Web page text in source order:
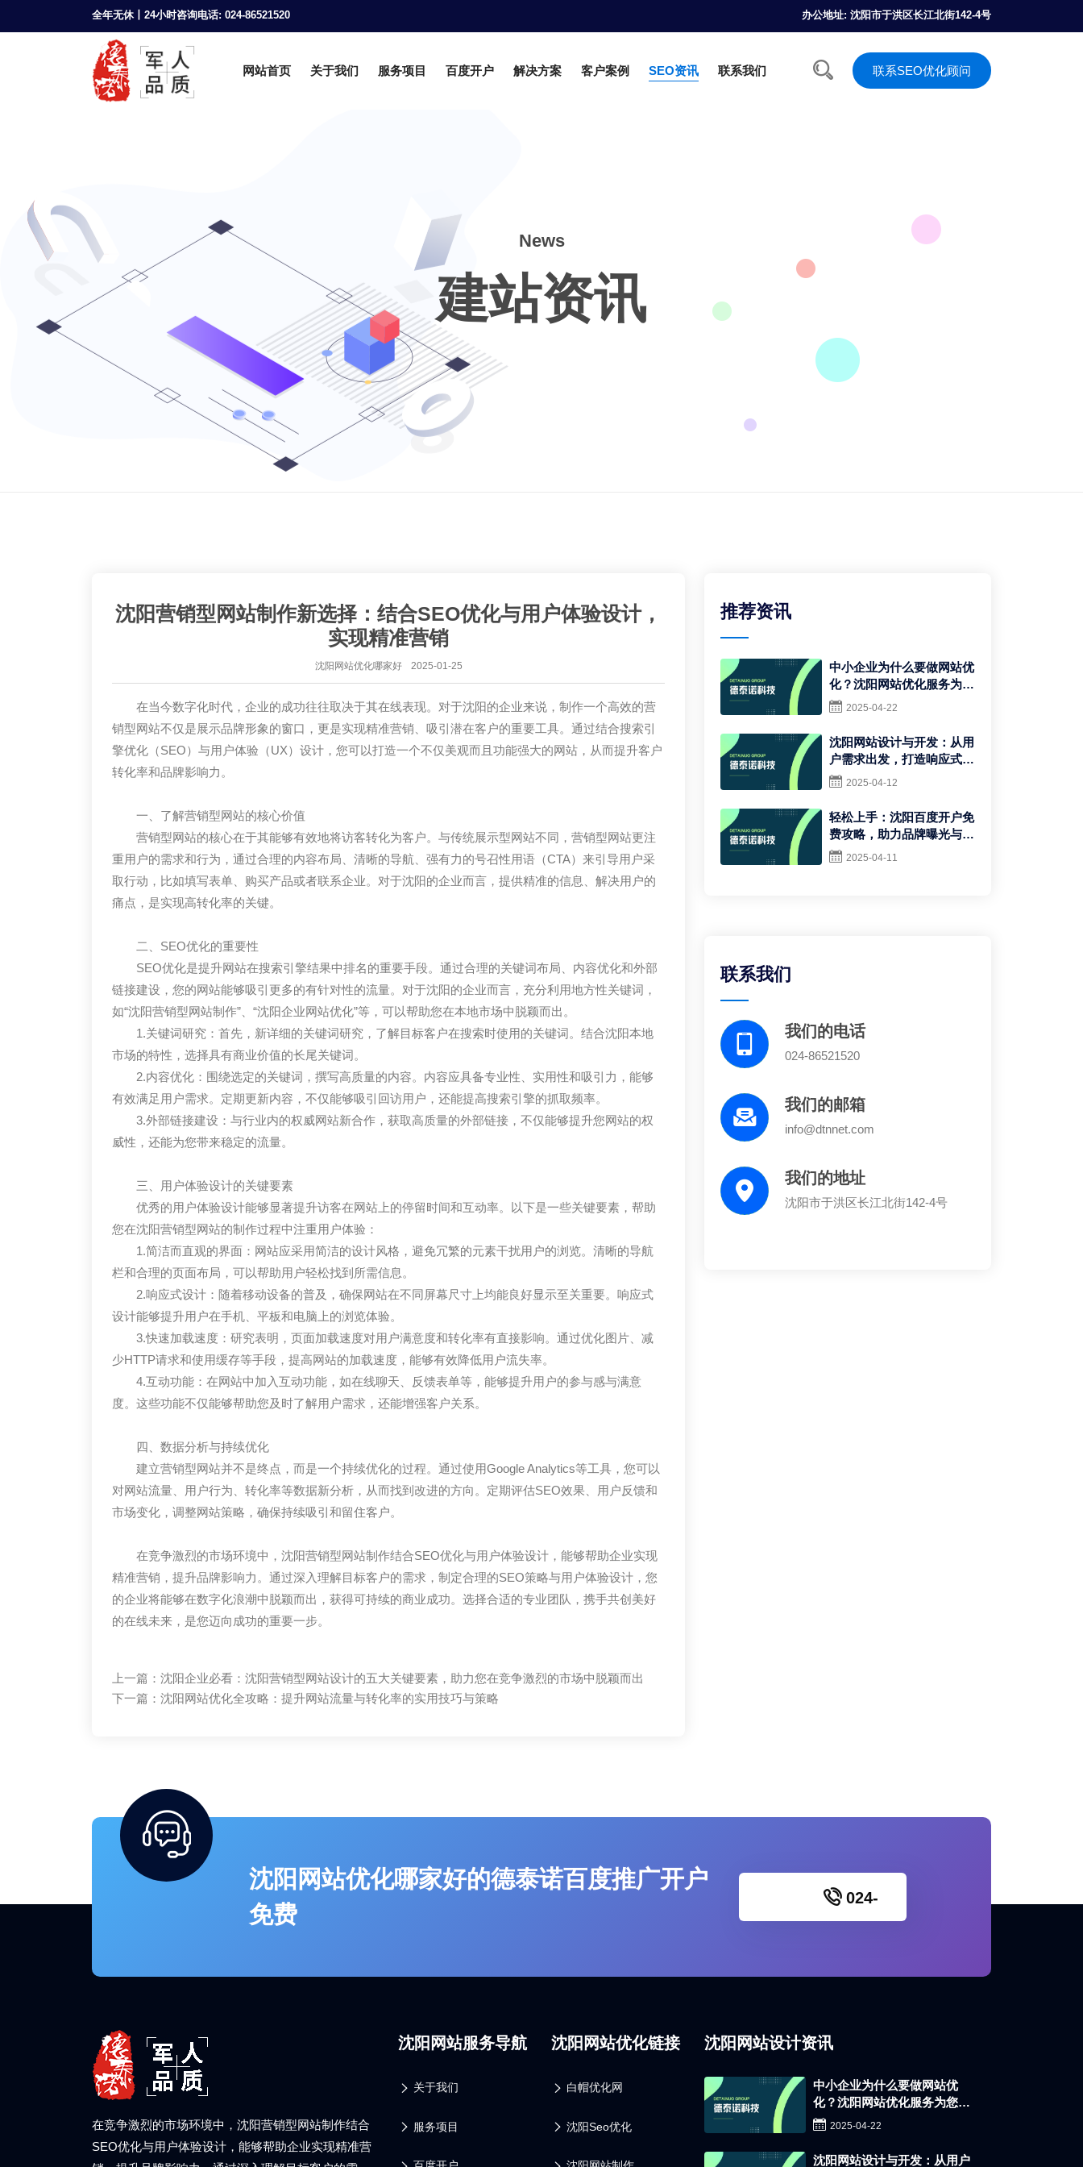
全年无休丨24小时咨询电话: 024-86521520 办公地址: 沈阳市于洪区长江北街142-4号
网站首页 关于我们 服务项目 百度开户 解决方案 客户案例 SEO资讯 联系我们 联系SEO优化顾问
News
建站资讯
沈阳营销型网站制作新选择：结合SEO优化与用户体验设计，
实现精准营销
沈阳网站优化哪家好 2025-01-25
在当今数字化时代，企业的成功往往取决于其在线表现。对于沈阳的企业来说，制作一个高效的营
销型网站不仅是展示品牌形象的窗口，更是实现精准营销、吸引潜在客户的重要工具。通过结合搜索引
擎优化（SEO）与用户体验（UX）设计，您可以打造一个不仅美观而且功能强大的网站，从而提升客户
转化率和品牌影响力。
一、了解营销型网站的核心价值
营销型网站的核心在于其能够有效地将访客转化为客户。与传统展示型网站不同，营销型网站更注
重用户的需求和行为，通过合理的内容布局、清晰的导航、强有力的号召性用语（CTA）来引导用户采
取行动，比如填写表单、购买产品或者联系企业。对于沈阳的企业而言，提供精准的信息、解决用户的
痛点，是实现高转化率的关键。
二、SEO优化的重要性
SEO优化是提升网站在搜索引擎结果中排名的重要手段。通过合理的关键词布局、内容优化和外部
链接建设，您的网站能够吸引更多的有针对性的流量。对于沈阳的企业而言，充分利用地方性关键词，
如“沈阳营销型网站制作”、“沈阳企业网站优化”等，可以帮助您在本地市场中脱颖而出。
1.关键词研究：首先，新详细的关键词研究，了解目标客户在搜索时使用的关键词。结合沈阳本地
市场的特性，选择具有商业价值的长尾关键词。
2.内容优化：围绕选定的关键词，撰写高质量的内容。内容应具备专业性、实用性和吸引力，能够
有效满足用户需求。定期更新内容，不仅能够吸引回访用户，还能提高搜索引擎的抓取频率。
3.外部链接建设：与行业内的权威网站新合作，获取高质量的外部链接，不仅能够提升您网站的权
威性，还能为您带来稳定的流量。
三、用户体验设计的关键要素
优秀的用户体验设计能够显著提升访客在网站上的停留时间和互动率。以下是一些关键要素，帮助
您在沈阳营销型网站的制作过程中注重用户体验：
1.简洁而直观的界面：网站应采用简洁的设计风格，避免冗繁的元素干扰用户的浏览。清晰的导航
栏和合理的页面布局，可以帮助用户轻松找到所需信息。
2.响应式设计：随着移动设备的普及，确保网站在不同屏幕尺寸上均能良好显示至关重要。响应式
设计能够提升用户在手机、平板和电脑上的浏览体验。
3.快速加载速度：研究表明，页面加载速度对用户满意度和转化率有直接影响。通过优化图片、减
少HTTP请求和使用缓存等手段，提高网站的加载速度，能够有效降低用户流失率。
4.互动功能：在网站中加入互动功能，如在线聊天、反馈表单等，能够提升用户的参与感与满意
度。这些功能不仅能够帮助您及时了解用户需求，还能增强客户关系。
四、数据分析与持续优化
建立营销型网站并不是终点，而是一个持续优化的过程。通过使用Google Analytics等工具，您可以
对网站流量、用户行为、转化率等数据新分析，从而找到改进的方向。定期评估SEO效果、用户反馈和
市场变化，调整网站策略，确保持续吸引和留住客户。
在竞争激烈的市场环境中，沈阳营销型网站制作结合SEO优化与用户体验设计，能够帮助企业实现
精准营销，提升品牌影响力。通过深入理解目标客户的需求，制定合理的SEO策略与用户体验设计，您
的企业将能够在数字化浪潮中脱颖而出，获得可持续的商业成功。选择合适的专业团队，携手共创美好
的在线未来，是您迈向成功的重要一步。
上一篇： 沈阳企业必看：沈阳营销型网站设计的五大关键要素，助力您在竞争激烈的市场中脱颖而出
下一篇： 沈阳网站优化全攻略：提升网站流量与转化率的实用技巧与策略
推荐资讯
中小企业为什么要做网站优
化？沈阳网站优化服务为您
解锁线上增长新通道
2025-04-22
沈阳网站设计与开发：从用
户需求出发，打造响应式网
站以适应多种设备
2025-04-12
轻松上手：沈阳百度开户免
费攻略，助力品牌曝光与客
户获取2025-04-11
联系我们
我们的电话
024-86521520
我们的邮箱
info@dtnnet.com
我们的地址
沈阳市于洪区长江北街142-4号
沈阳网站优化哪家好的德泰诺百度推广开户
免费
024-
在竞争激烈的市场环境中，沈阳营销型网站制作结合
SEO优化与用户体验设计，能够帮助企业实现精准营
沈阳网站服务导航
关于我们
服务项目
沈阳网站优化链接
白帽优化网
沈阳Seo优化
沈阳网站设计资讯
中小企业为什么要做网站优
化？沈阳网站优化服务为您解
锁线上增长新通道
2025-04-22
沈阳网站设计与开发：从用户